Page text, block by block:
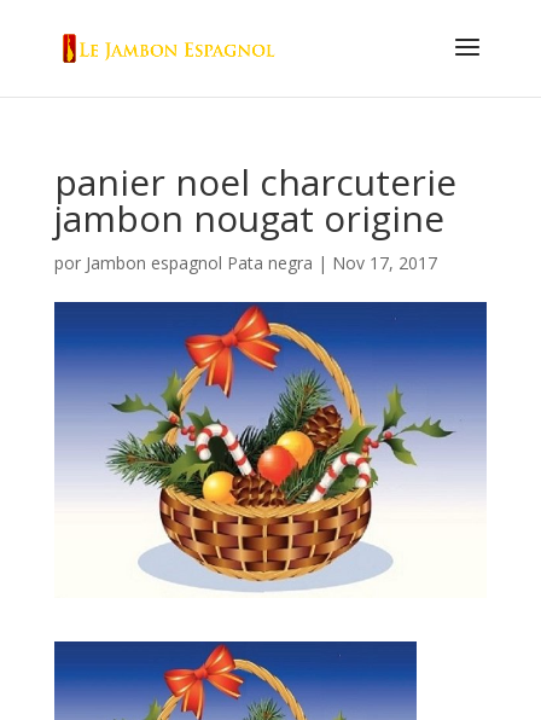
panier noel charcuterie
jambon nougat origine
por Jambon espagnol Pata negra | Nov 17, 2017